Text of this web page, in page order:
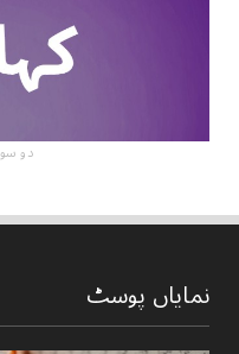
دو
نمایاں پوسٹ